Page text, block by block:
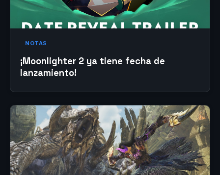
NOTAS
¡Moonlighter 2 ya tiene fecha de
lanzamiento!